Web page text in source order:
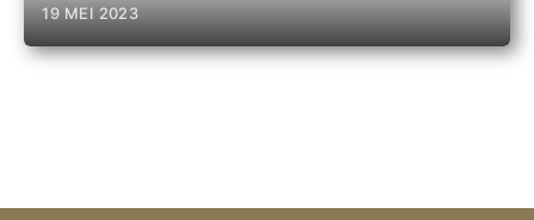
19 MEI 2023